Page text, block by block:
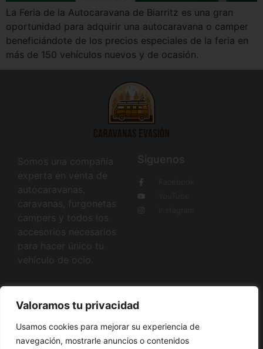
Valoramos tu privacidad
Usamos cookies para mejorar su experiencia de
navegación, mostrarle anuncios o contenidos
La Feria de la Autocaravana de Biarritz es una gran
oportunidad para adquirir una autocaravana o camper
beneficiándote de los precios especiales de la feria en
más de 150 vehículos nuevos y de ocasión.
Somos una compañía
experta en venta de
autocaravanas,
caravanas, furgonetas
campers y todos los
accesorios necesarios
para hacer único tu
vehículo de ocio.
Siguenos
Blog